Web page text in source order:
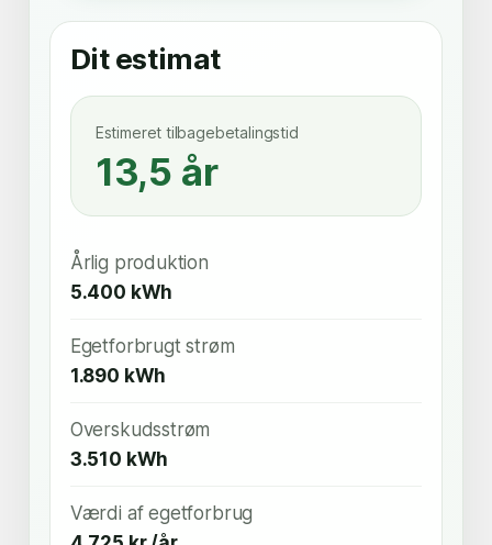
Dit estimat
Estimeret tilbagebetalingstid
13,5 år
Årlig produktion
5.400 kWh
Egetforbrugt strøm
1.890 kWh
Overskudsstrøm
3.510 kWh
Værdi af egetforbrug